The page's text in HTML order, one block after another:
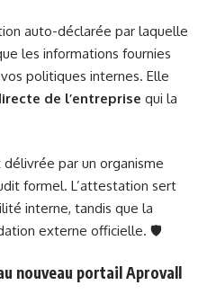
auto-déclarée par laquelle
les informations fournies
politiques internes. Elle
de l’entreprise qui la
par un organisme
formel. L’attestation sert
interne, tandis que la
externe officielle. 🛡️
nouveau portail Aprovall